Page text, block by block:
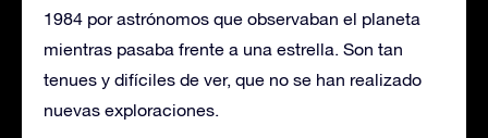
1984 por astrónomos que observaban el planeta
mientras pasaba frente a una estrella. Son tan
tenues y difíciles de ver, que no se han realizado
nuevas exploraciones.